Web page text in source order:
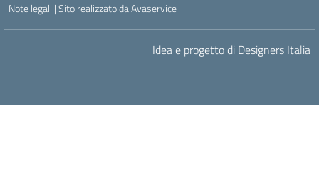
Note legali |Sito realizzato da Avaservice
Idea e progetto di Designers Italia